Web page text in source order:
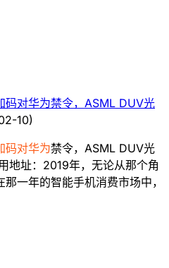
对华为禁令，ASML DUV光
10)
码对华为禁令，ASML DUV光
地址：2019年，无论从那个角
一年的智能手机消费市场中，